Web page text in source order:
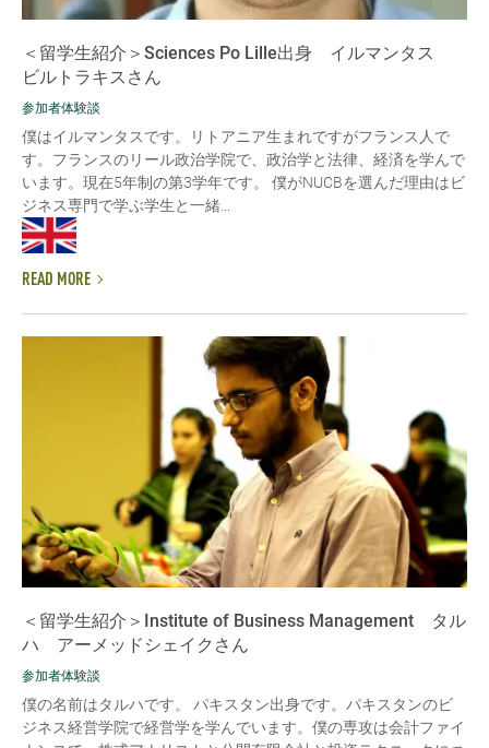
＜留学生紹介＞Sciences Po Lille出身 イルマンタス
ビルトラキスさん
参加者体験談
僕はイルマンタスです。リトアニア生まれですがフランス人で
す。フランスのリール政治学院で、政治学と法律、経済を学んで
います。現在5年制の第3学年です。 僕がNUCBを選んだ理由はビ
ジネス専門で学ぶ学生と一緒...
READ MORE
＜留学生紹介＞Institute of Business Management タル
ハ アーメッドシェイクさん
参加者体験談
僕の名前はタルハです。 パキスタン出身です。パキスタンのビ
ジネス経営学院で経営学を学んでいます。僕の専攻は会計ファイ